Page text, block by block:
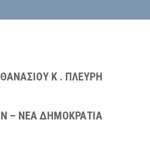
Κ . ΠΛΕΥΡΗ
– ΝΕΑ ΔΗΜΟΚΡΑΤΙΑ